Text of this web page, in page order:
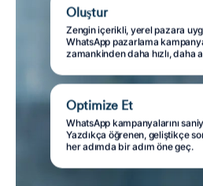
Oluştur
Zengin içerikli, yerel pazara
WhatsApp pazarlama
zamankinden daha hızlı, daha
Optimize Et
WhatsApp kampanyalarını
Yazdıkça öğrenen, geliştikçe
her adımda bir adım öne geç.